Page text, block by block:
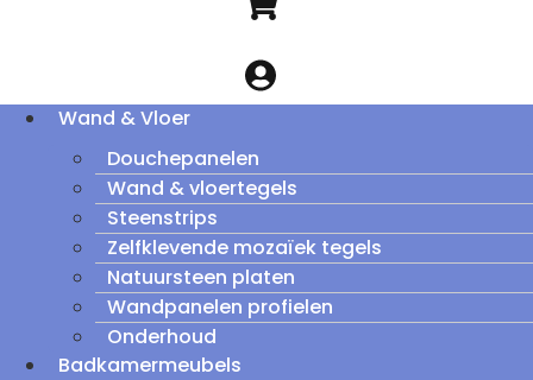
Wand & Vloer
Douchepanelen
Wand & vloertegels
Steenstrips
Zelfklevende mozaïek tegels
Natuursteen platen
Wandpanelen profielen
Onderhoud
Badkamermeubels